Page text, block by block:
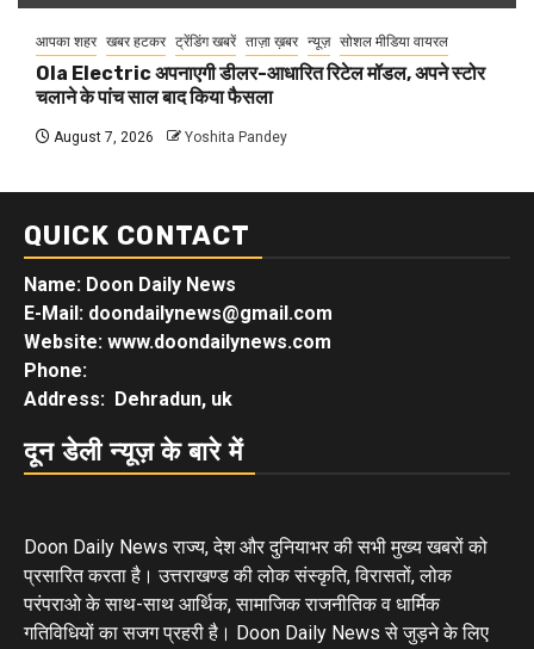
आपका शहर खबर हटकर ट्रेंडिंग खबरें ताज़ा ख़बर न्यूज़ सोशल मीडिया वायरल
Ola Electric अपनाएगी डीलर-आधारित रिटेल मॉडल, अपने स्टोर
चलाने के पांच साल बाद किया फैसला
August 7, 2026 Yoshita Pandey
QUICK CONTACT
Name: Doon Daily News
E-Mail: doondailynews@gmail.com
Website: www.doondailynews.com
Phone:
Address: Dehradun, uk
दून डेली न्यूज़ के बारे में
Doon Daily News राज्य, देश और दुनियाभर की सभी मुख्य खबरों को
प्रसारित करता है। उत्तराखण्ड की लोक संस्कृति, विरासतों, लोक
परंपराओ के साथ-साथ आर्थिक, सामाजिक राजनीतिक व धार्मिक
गतिविधियों का सजग प्रहरी है। Doon Daily News से जुड़ने के लिए